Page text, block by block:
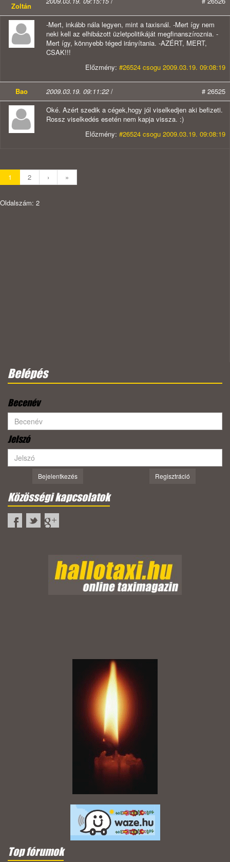
Zoltán
-Mert, inkább nála legyen, mint a taxisnál. -Mert így nem
neki kell az elhibázott üzletpolitikáját megfinanszíroznia. -
Mert így, könnyebb téged irányítania. -AZÉRT, MERT,
CSAK!!!
Előzmény: #26524 csogu 2009.03.19. 09:08:19
Bao 2009.03.19. 09:11:22/
# 26525
Oké. Azért szedik a cégek,hogy jól viselkedjen aki befizeti.
Rossz viselkedés esetén nem kapja vissza. :)
Előzmény: #26524 csogu 2009.03.19. 09:08:19
1 2 › »
Oldalszám: 2
Belépés
Becenév
Jelszó
Bejelentkezés Regisztráció
Közösségi kapcsolatok
Top fórumok